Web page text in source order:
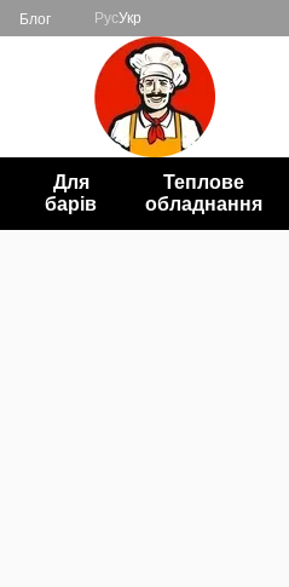
Блог РусУкр
Для
барів
Теплове
обладнання